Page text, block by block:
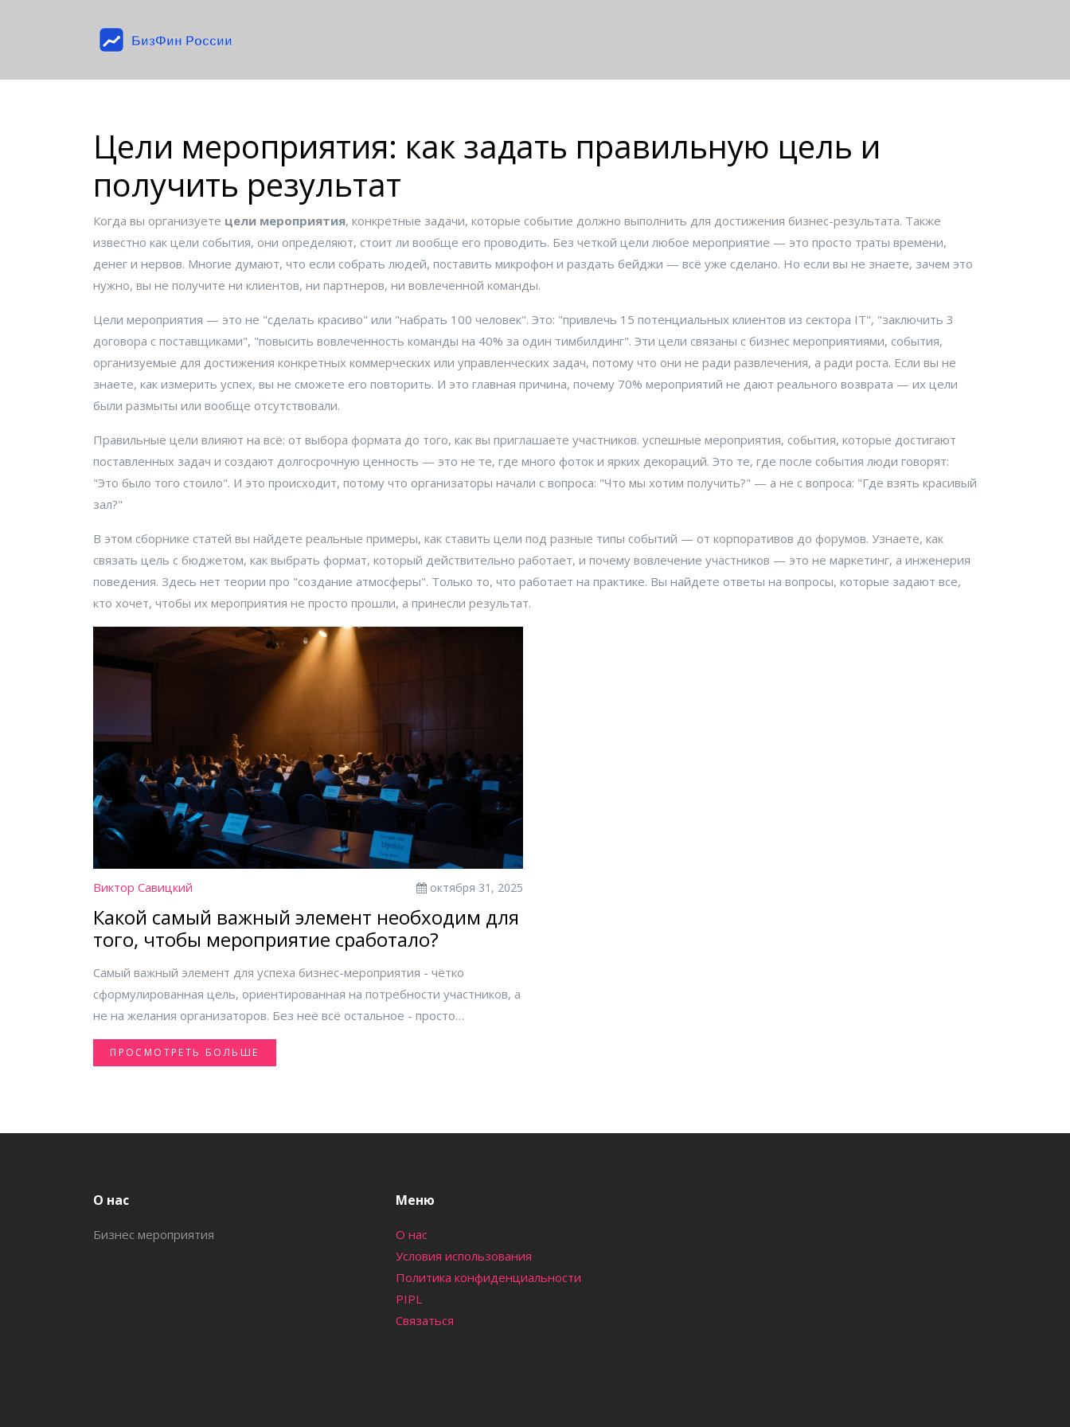
Цели мероприятия: как задать правильную цель и
получить результат
Когда вы организуете цели мероприятия, конкретные задачи, которые событие должно выполнить для достижения бизнес-результата. Также
известно как цели события, они определяют, стоит ли вообще его проводить. Без четкой цели любое мероприятие — это просто траты времени,
денег и нервов. Многие думают, что если собрать людей, поставить микрофон и раздать бейджи — всё уже сделано. Но если вы не знаете, зачем это
нужно, вы не получите ни клиентов, ни партнеров, ни вовлеченной команды.
Цели мероприятия — это не "сделать красиво" или "набрать 100 человек". Это: "привлечь 15 потенциальных клиентов из сектора IT", "заключить 3
договора с поставщиками", "повысить вовлеченность команды на 40% за один тимбилдинг". Эти цели связаны с бизнес мероприятиями, события,
организуемые для достижения конкретных коммерческих или управленческих задач, потому что они не ради развлечения, а ради роста. Если вы не
знаете, как измерить успех, вы не сможете его повторить. И это главная причина, почему 70% мероприятий не дают реального возврата — их цели
были размыты или вообще отсутствовали.
Правильные цели влияют на всё: от выбора формата до того, как вы приглашаете участников. успешные мероприятия, события, которые достигают
поставленных задач и создают долгосрочную ценность — это не те, где много фоток и ярких декораций. Это те, где после события люди говорят:
"Это было того стоило". И это происходит, потому что организаторы начали с вопроса: "Что мы хотим получить?" — а не с вопроса: "Где взять красивый
зал?"
В этом сборнике статей вы найдете реальные примеры, как ставить цели под разные типы событий — от корпоративов до форумов. Узнаете, как
связать цель с бюджетом, как выбрать формат, который действительно работает, и почему вовлечение участников — это не маркетинг, а инженерия
поведения. Здесь нет теории про "создание атмосферы". Только то, что работает на практике. Вы найдете ответы на вопросы, которые задают все,
кто хочет, чтобы их мероприятия не просто прошли, а принесли результат.
Виктор Савицкий октября 31, 2025
Какой самый важный элемент необходим для
того, чтобы мероприятие сработало?
Самый важный элемент для успеха бизнес-мероприятия - чётко
сформулированная цель, ориентированная на потребности участников, а
не на желания организаторов. Без неё всё остальное - просто
украшения.
ПРОСМОТРЕТЬ БОЛЬШЕ
О нас
Бизнес мероприятия
Меню
О нас
Условия использования
Политика конфиденциальности
PIPL
Связаться